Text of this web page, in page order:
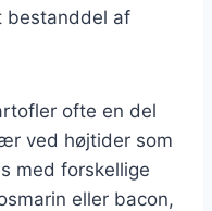
bestanddel af
ofte en del
ved højtider som
med forskellige
eller bacon,